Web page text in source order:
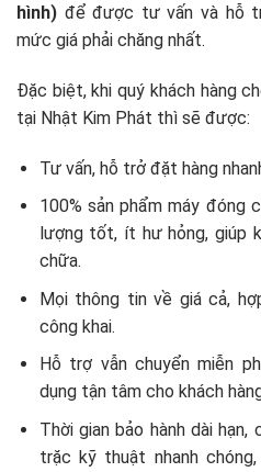
hình) để được tư vấn và hỗ
mức giá phải chăng nhất.
Đặc biệt, khi quý khách hàng
tại Nhật Kim Phát thì sẽ được:
Tư vấn, hỗ trở đặt hàng
100% sản phẩm máy đóng
lượng tốt, ít hư hỏng, giúp
chữa.
Mọi thông tin về giá cả,
công khai.
Hỗ trợ vẫn chuyển miễn
dụng tận tâm cho khách
Thời gian bảo hành dài
trặc kỹ thuật nhanh